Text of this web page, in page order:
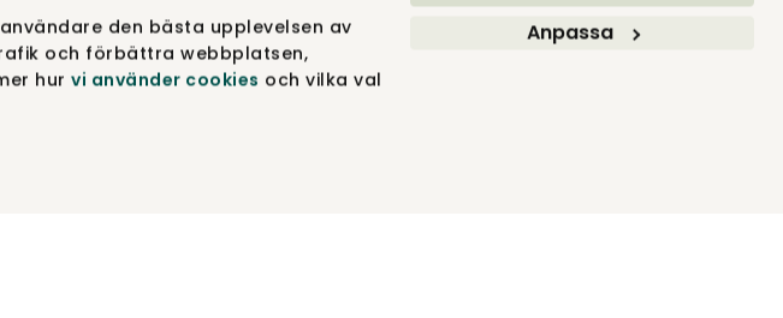
den bästa upplevelsen av
och förbättra webbplatsen,
hurvi använder cookies och vilka val
Anpassa